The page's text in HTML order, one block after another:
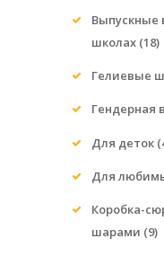
Выпускные
школах (18)
Гелиевые
Гендерная
Для деток
Для
Коробка-
шарами (9)